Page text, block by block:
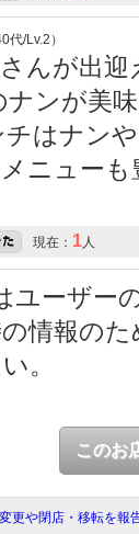
/Lv.2）
んが出
ンが美
はナン
ニュー
現在： 1人
ユーザー
情報の
。
このお
更や閉店・移転を報